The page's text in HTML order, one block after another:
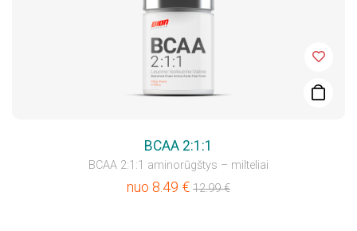
BCAA 2:1:1
BCAA 2:1:1 aminorūgštys – milteliai
nuo 8.49 € 12.99€